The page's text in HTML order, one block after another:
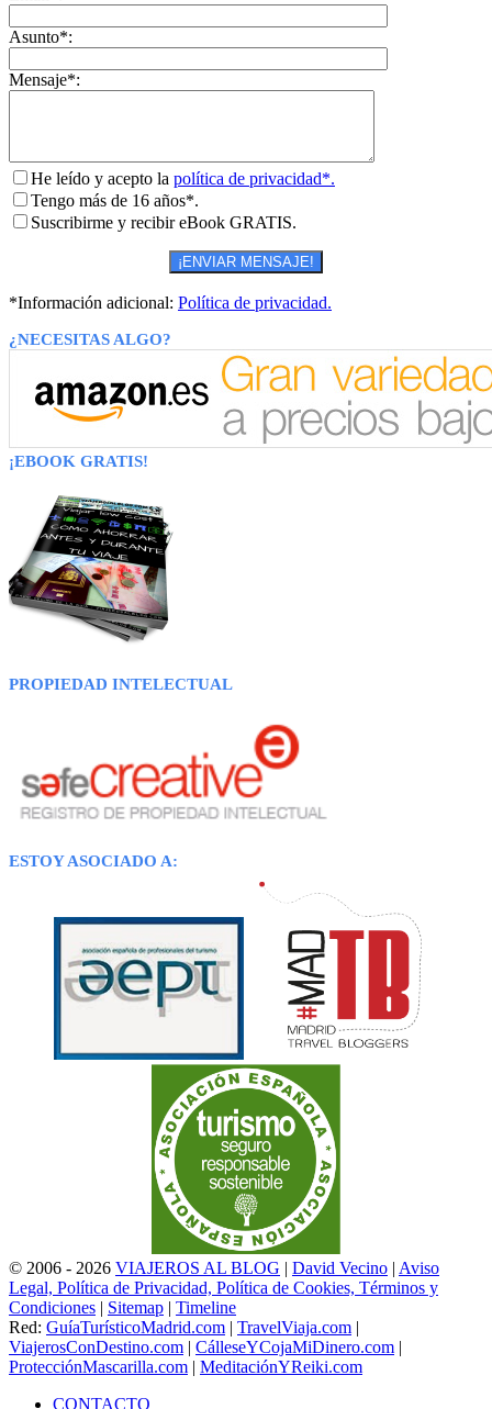
Asunto*:
Mensaje*:
He leído y acepto la política de privacidad*.
Tengo más de 16 años*.
Suscribirme y recibir eBook GRATIS.
*Información adicional: Política de privacidad.
¿NECESITAS ALGO?
¡EBOOK GRATIS!
PROPIEDAD INTELECTUAL
ESTOY ASOCIADO A:
© 2006 - 2026 VIAJEROS AL BLOG | David Vecino | Aviso
Legal, Política de Privacidad, Política de Cookies, Términos y
Condiciones | Sitemap | Timeline
Red: GuíaTurísticoMadrid.com | TravelViaja.com |
ViajerosConDestino.com | CálleseYCojaMiDinero.com |
ProtecciónMascarilla.com | MeditaciónYReiki.com
CONTACTO